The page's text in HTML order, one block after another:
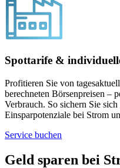
Spottarife &
Profitieren Sie von
berechneten Börsenpreisen –
Verbrauch. So sichern Sie
Einsparpotenziale bei Strom
Service buchen
Geld sparen bei